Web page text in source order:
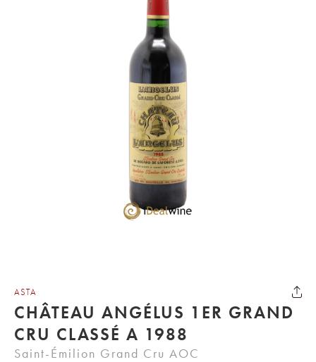
ASTA
CHÂTEAU ANGÉLUS 1ER GRAND
CRU CLASSÉ A 1988
Saint-Émilion Grand Cru AOC